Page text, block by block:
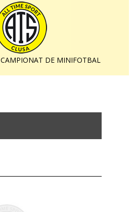
DE MINIFOTBAL